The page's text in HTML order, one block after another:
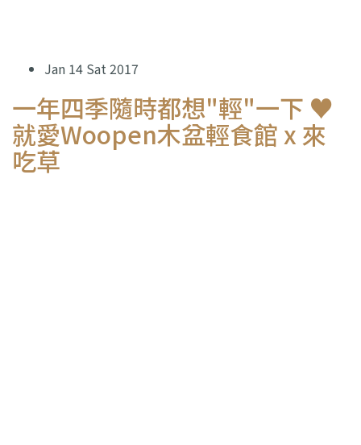
Jan 14 Sat 2017
一年四季隨時都想"輕"一下 ♥
就愛Woopen木盆輕食館 x 來
吃草